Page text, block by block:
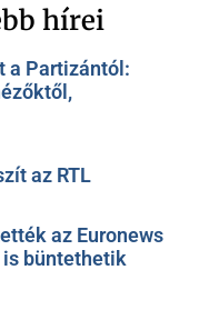
hírei
a Partizántól:
az RTL
az Euronews
büntethetik